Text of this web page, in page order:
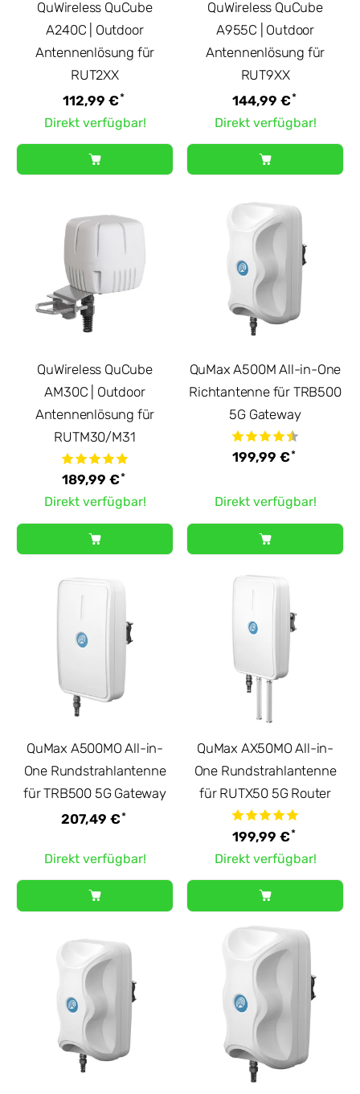
QuWireless QuCube
A240C | Outdoor
Antennenlösung für
RUT2XX
112,99 €*
Direkt verfügbar!
QuWireless QuCube
A955C | Outdoor
Antennenlösung für
RUT9XX
144,99 €*
Direkt verfügbar!
QuWireless QuCube
AM30C | Outdoor
Antennenlösung für
RUTM30/M31
189,99 €*
Direkt verfügbar!
QuMax A500M All-in-One
Richtantenne für TRB500
5G Gateway
199,99 €*
Direkt verfügbar!
QuMax A500MO All-in-
One Rundstrahlantenne
für TRB500 5G Gateway
207,49 €*
Direkt verfügbar!
QuMax AX50MO All-in-
One Rundstrahlantenne
für RUTX50 5G Router
199,99 €*
Direkt verfügbar!